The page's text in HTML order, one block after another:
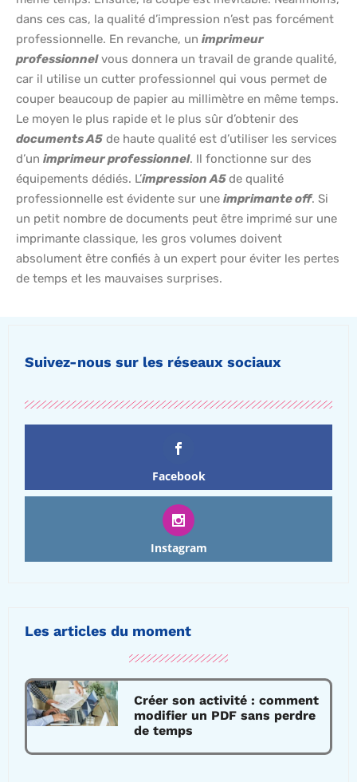
dans ces cas, la qualité d’impression n’est pas forcément
professionnelle. En revanche, un imprimeur
professionnelvous donnera un travail de grande qualité,
car il utilise un cutter professionnel qui vous permet de
couper beaucoup de papier au millimètre en même temps.
Le moyen le plus rapide et le plus sûr d’obtenir des
documents A5 de haute qualité est d’utiliser les services
d’un imprimeur professionnel. Il fonctionne sur des
équipements dédiés. L’impression A5de qualité
professionnelle est évidente sur une imprimante off. Si
un petit nombre de documents peut être imprimé sur une
imprimante classique, les gros volumes doivent
absolument être confiés à un expert pour éviter les pertes
de temps et les mauvaises surprises.
Suivez-nous sur les réseaux sociaux
Facebook
Instagram
Les articles du moment
Créer son activité : comment
modifier un PDF sans perdre
de temps